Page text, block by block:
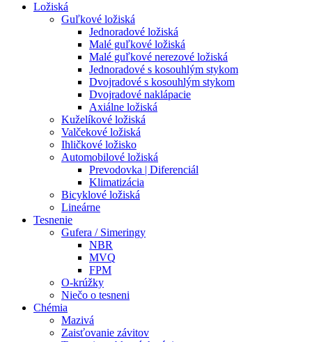
Ložiská
Guľkové ložiská
Jednoradové ložiská
Malé guľkové ložiská
Malé guľkové nerezové ložiská
Jednoradové s kosouhlým stykom
Dvojradové s kosouhlým stykom
Dvojradové naklápacie
Axiálne ložiská
Kuželíkové ložiská
Valčekové ložiská
Ihličkové ložisko
Automobilové ložiská
Prevodovka | Diferenciál
Klimatizácia
Bicyklové ložiská
Lineárne
Tesnenie
Gufera / Simeringy
NBR
MVQ
FPM
O-krúžky
Niečo o tesneni
Chémia
Mazivá
Zaisťovanie závitov